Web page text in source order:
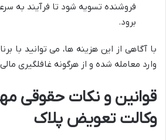
فروشنده تسویه شود تا فرآیند به
برود.
با آگاهی از این هزینه ها، می توانید با
وارد معامله شده و از هرگونه غافلگیری
قوانین و نکات حقوقی
وکالت تعویض پلاک